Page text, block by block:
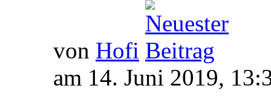
von Hofi
am 14. Juni 2019,